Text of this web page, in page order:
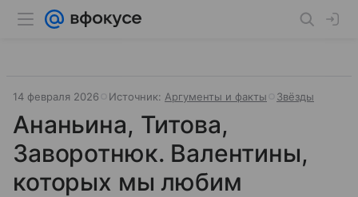
14 февраля 2026 Источник: Аргументы и факты Звёзды
Ананьина, Титова,
Заворотнюк. Валентины,
которых мы любим